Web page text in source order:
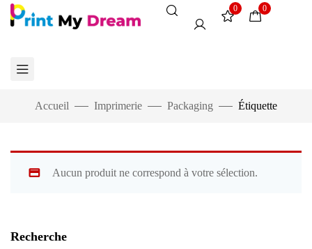
0 0
Accueil Imprimerie Packaging Étiquette
Aucun produit ne correspond à votre sélection.
Recherche